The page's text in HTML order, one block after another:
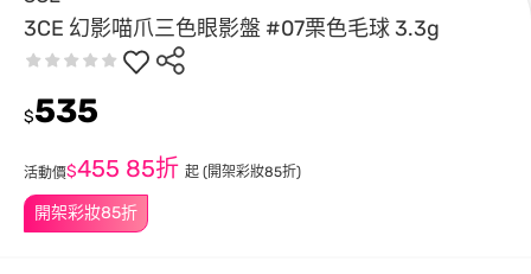
3CE 幻影喵爪三色眼影盤 #07栗色毛球 3.3g
開架彩妝85折
$535
活動價$455 85折 起 (開架彩妝85折)